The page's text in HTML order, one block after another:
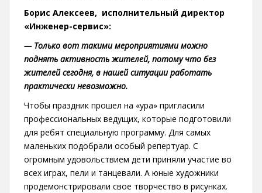
Борис Алексеев, исполнительный директор
«Инженер-сервис»:
— Только вот такими мероприятиями можно
поднять активность жителей, потому что без
жителей сегодня, в нашей ситуации работать
практически невозможно.
Чтобы праздник прошел на «ура» пригласили
профессиональных ведущих, которые подготовили
для ребят специальную программу. Для самых
маленьких подобрали особый репертуар. С
огромным удовольствием дети приняли участие во
всех играх, пели и танцевали. А юные художники
продемонстрировали свое творчество в рисунках.